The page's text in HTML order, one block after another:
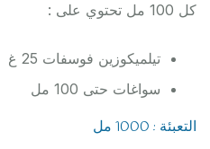
كل 100 مل تحتوي على :
تيلميكوزين فوسفات 25 غ
سواغات حتى 100 مل
التعبئة : 1000 مل